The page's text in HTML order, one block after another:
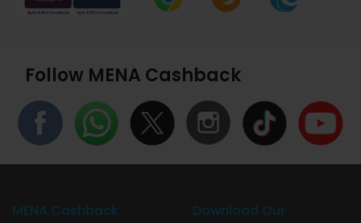
Follow MENA Cashback
MENA Cashback Download Our